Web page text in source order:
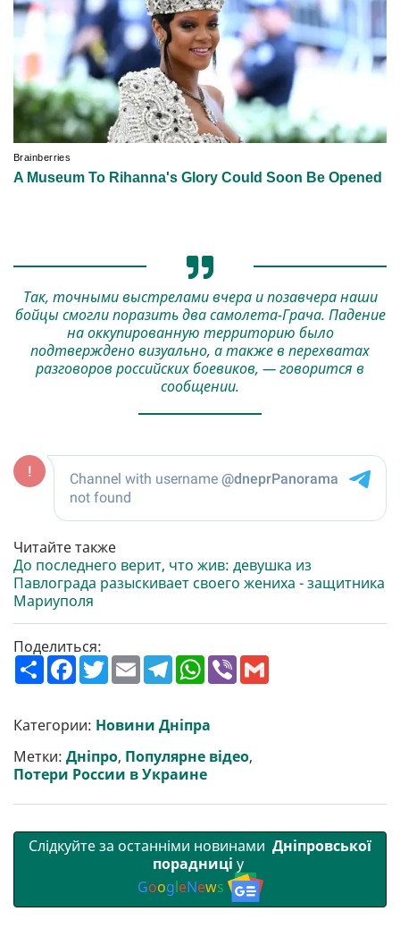
Так, точными выстрелами вчера и позавчера наши
бойцы смогли поразить два самолета-Грача. Падение
на оккупированную территорию было
подтверждено визуально, а также в перехватах
разговоров российских боевиков, — говорится в
сообщении.
Читайте также
До последнего верит, что жив: девушка из
Павлограда разыскивает своего жениха - защитника
Мариуполя
Поделиться:
П
о
р
и
т
и
F
a
b
o
o
k
T
w
t
e
r
E
m
l
T
e
g
r
a
m
W
h
s
A
p
p
V
Категории: Новини Дніпра
Метки: Дніпро, Популярне відео,
Потери России в Украине
Слідкуйте за останніми новинами Дніпровської
порадниці у
GoogleNews